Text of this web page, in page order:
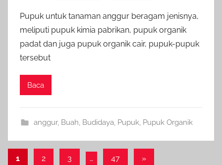
Pupuk untuk tanaman anggur beragam jenisnya,
meliputi pupuk kimia pabrikan, pupuk organik
padat dan juga pupuk organik cair, pupuk-pupuk
tersebut
Baca
anggur, Buah, Budidaya, Pupuk, Pupuk Organik
Paginasi
1 2 3 … 47
Next
»